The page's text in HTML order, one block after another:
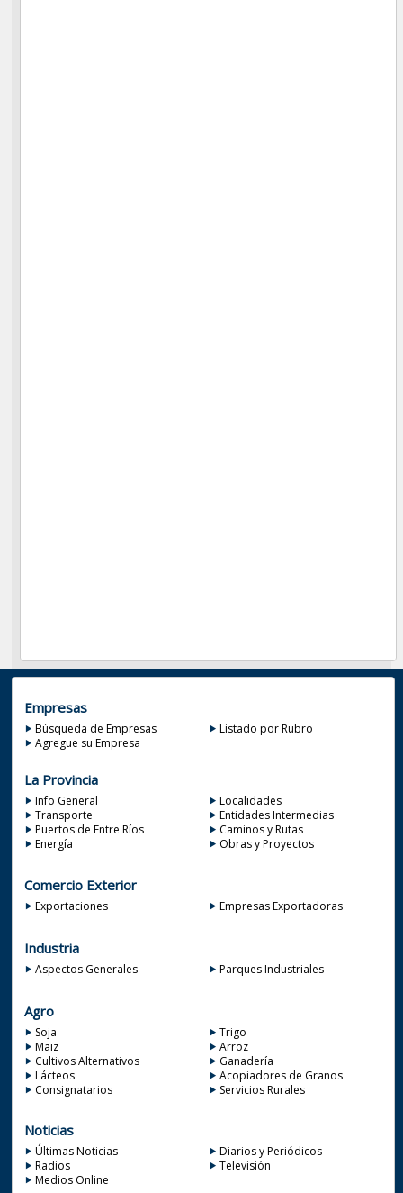
Empresas
Búsqueda de Empresas
Listado por Rubro
Agregue su Empresa
La Provincia
Info General
Localidades
Transporte
Entidades Intermedias
Puertos de Entre Ríos
Caminos y Rutas
Energía
Obras y Proyectos
Comercio Exterior
Exportaciones Empresas Exportadoras
Industria
Aspectos Generales Parques Industriales
Agro
Soja
Trigo
Maiz
Arroz
Cultivos Alternativos
Ganadería
Lácteos
Acopiadores de Granos
Consignatarios
Servicios Rurales
Noticias
Últimas Noticias
Diarios y Periódicos
Radios
Televisión
Medios Online